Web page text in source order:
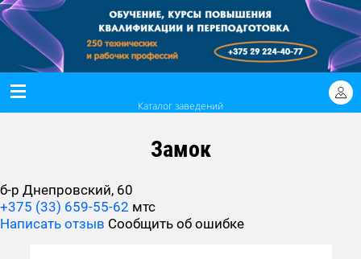
Каталог заведений
Замок
б-р Днепровский, 60
+375 (33) 659-55-62 мтс
Написать отзыв Сообщить об ошибке